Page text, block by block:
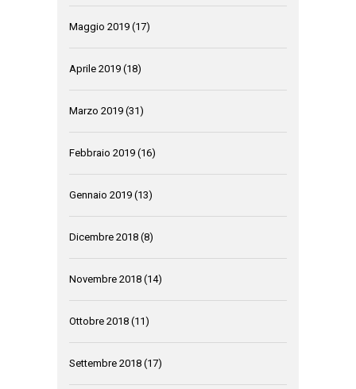
Maggio 2019 (17)
Aprile 2019 (18)
Marzo 2019 (31)
Febbraio 2019 (16)
Gennaio 2019 (13)
Dicembre 2018 (8)
Novembre 2018 (14)
Ottobre 2018 (11)
Settembre 2018 (17)